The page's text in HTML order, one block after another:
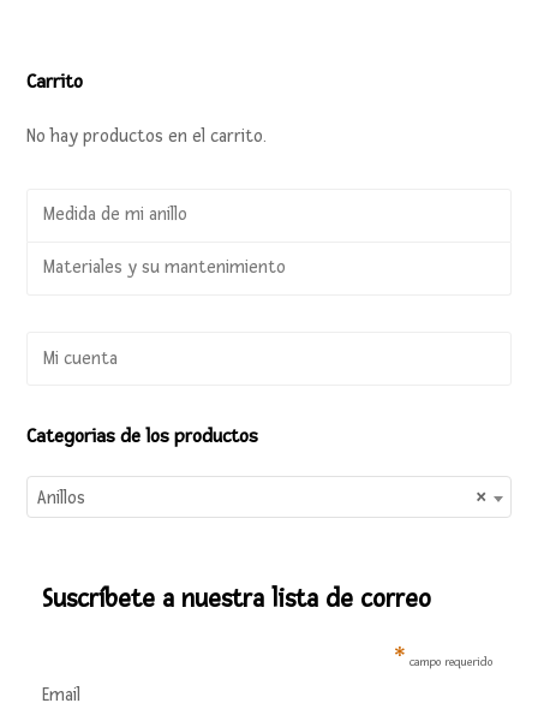
Carrito
No hay productos en el carrito.
Medida de mi anillo
Materiales y su mantenimiento
Mi cuenta
Categorias de los productos
×
Anillos
Suscríbete a nuestra lista de correo
* campo requerido
Email